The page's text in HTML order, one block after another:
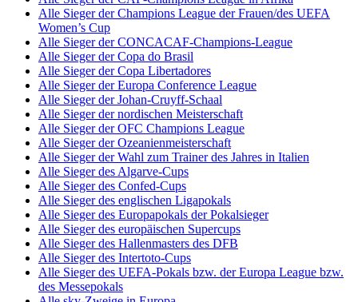
Alle Sieger der Champions League der Frauen/des UEFA
Women’s Cup
Alle Sieger der CONCACAF-Champions-League
Alle Sieger der Copa do Brasil
Alle Sieger der Copa Libertadores
Alle Sieger der Europa Conference League
Alle Sieger der Johan-Cruyff-Schaal
Alle Sieger der nordischen Meisterschaft
Alle Sieger der OFC Champions League
Alle Sieger der Ozeanienmeisterschaft
Alle Sieger der Wahl zum Trainer des Jahres in Italien
Alle Sieger des Algarve-Cups
Alle Sieger des Confed-Cups
Alle Sieger des englischen Ligapokals
Alle Sieger des Europapokals der Pokalsieger
Alle Sieger des europäischen Supercups
Alle Sieger des Hallenmasters des DFB
Alle Sieger des Intertoto-Cups
Alle Sieger des UEFA-Pokals bzw. der Europa League bzw.
des Messepokals